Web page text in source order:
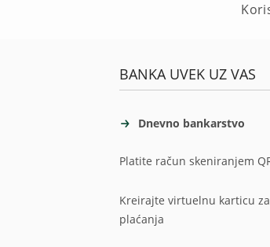
BANKA UVEK UZ VAS
Dnevno bankarstvo
Platite račun skeniranjem
Kreirajte virtuelnu karticu
plaćanja